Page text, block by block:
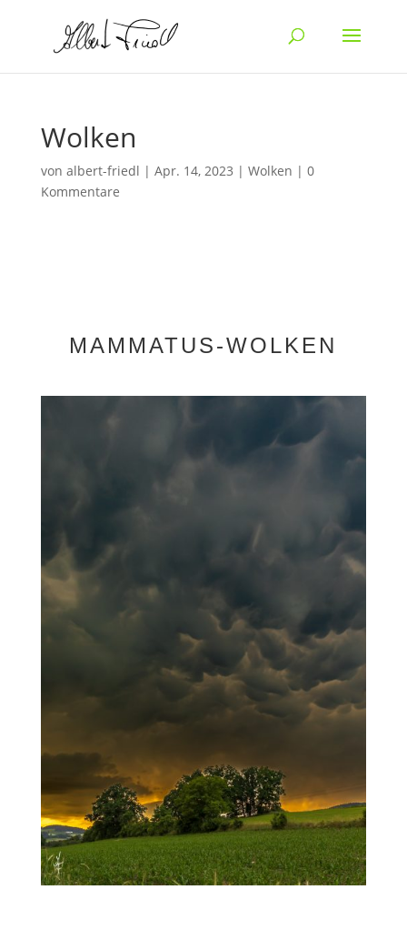
Wolken
von albert-friedl | Apr. 14, 2023 | Wolken | 0
Kommentare
MAMMATUS-WOLKEN